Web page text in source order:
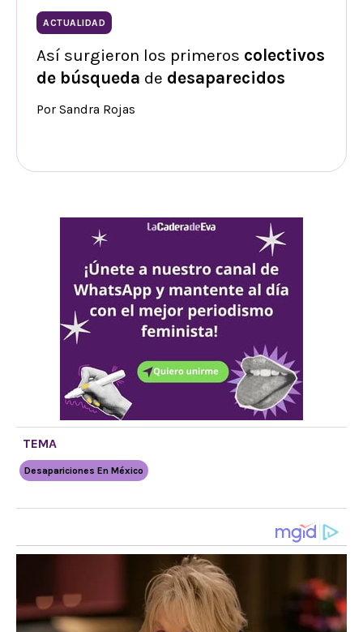
ACTUALIDAD
Así surgieron los primeros colectivos
de búsqueda de desaparecidos
Por Sandra Rojas
TEMA
Desapariciones En México